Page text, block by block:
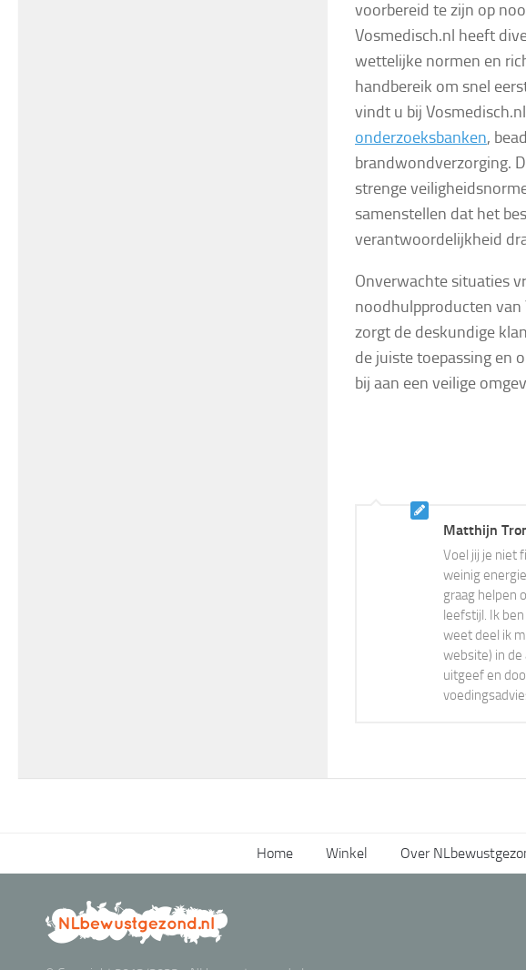
voorbereid te zijn op
Vosmedisch.nl heeft
wettelijke normen en
handbereik om snel
vindt u bij
onderzoeksbanken,
brandwondverzorging.
strenge
samenstellen dat het
verantwoordelijkheid
Onverwachte situaties
noodhulpproducten van
zorgt de deskundige
de juiste toepassing en
bij aan een veilige
Matthijn
Voel jij je niet
weinig
graag helpen
leefstijl. Ik
weet deel ik
website) in
uitgeef en
Home Winkel Over